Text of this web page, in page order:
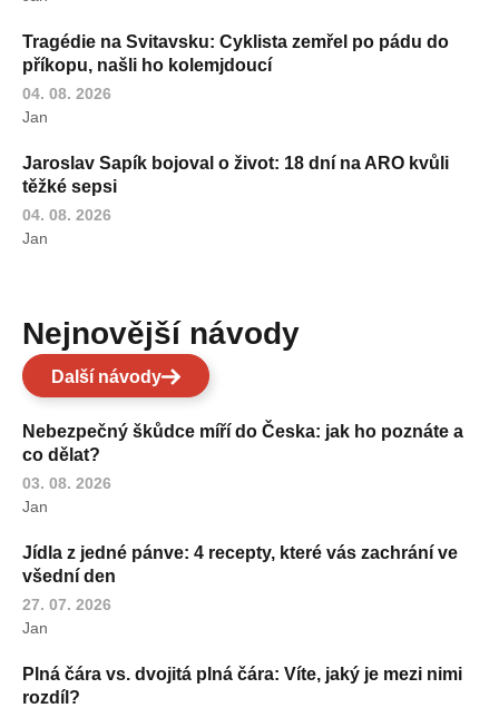
Tragédie na Svitavsku: Cyklista zemřel po pádu do
příkopu, našli ho kolemjdoucí
04. 08. 2026
Jan
Jaroslav Sapík bojoval o život: 18 dní na ARO kvůli
těžké sepsi
04. 08. 2026
Jan
Nejnovější návody
Další návody
Nebezpečný škůdce míří do Česka: jak ho poznáte a
co dělat?
03. 08. 2026
Jan
Jídla z jedné pánve: 4 recepty, které vás zachrání ve
všední den
27. 07. 2026
Jan
Plná čára vs. dvojitá plná čára: Víte, jaký je mezi nimi
rozdíl?